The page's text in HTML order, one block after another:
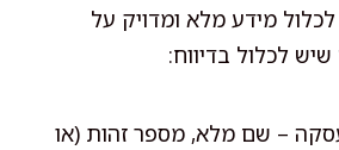
מידע מלא ומדויק על
לכלול בדיווח:
– שם מלא, מספר זהות (או